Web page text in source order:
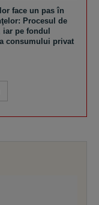
face un pas în
Procesul de
pe fondul
consumului privat